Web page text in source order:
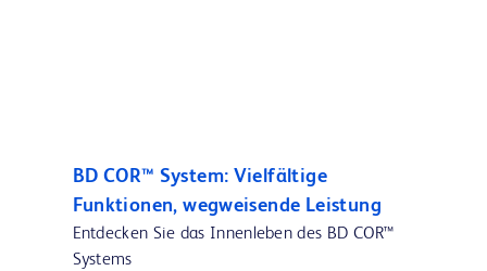
BD COR™ System: Vielfältige
Funktionen, wegweisende Leistung
Entdecken Sie das Innenleben des BD COR™
Systems